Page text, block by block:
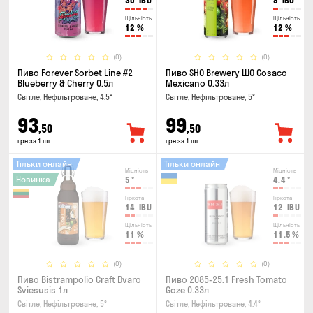
Щільність
12 %
(0)
Пиво Forever Sorbet Line #2
Blueberry & Cherry 0.5л
Світле, Нефільтроване, 4.5°
93,50
грн за 1 шт
Щільність
12 %
(0)
Пиво SHO Brewery ШО Cosaco
Mexicano 0.33л
Світле, Нефільтроване, 5°
99,50
грн за 1 шт
Міцність
5 °
Гіркота
14 IBU
Щільність
11 %
(0)
Тільки онлайн
Новинка
Пиво Bistrampolio Craft Dvaro
Sviesusis 1л
Світле, Нефільтроване, 5°
Міцність
4.4 °
Гіркота
12 IBU
Щільність
11.5 %
(0)
Тільки онлайн
Пиво 2085-25.1 Fresh Tomato
Goze 0.33л
Світле, Нефільтроване, 4.4°